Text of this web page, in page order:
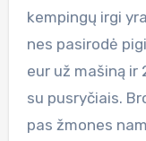
kempingų irgi
nes pasirodė
eur už mašiną ir
su pusryčiais.
pas žmones